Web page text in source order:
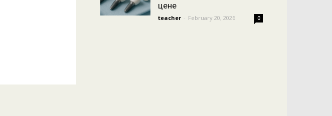
цене
teacher - February 20, 2026 0